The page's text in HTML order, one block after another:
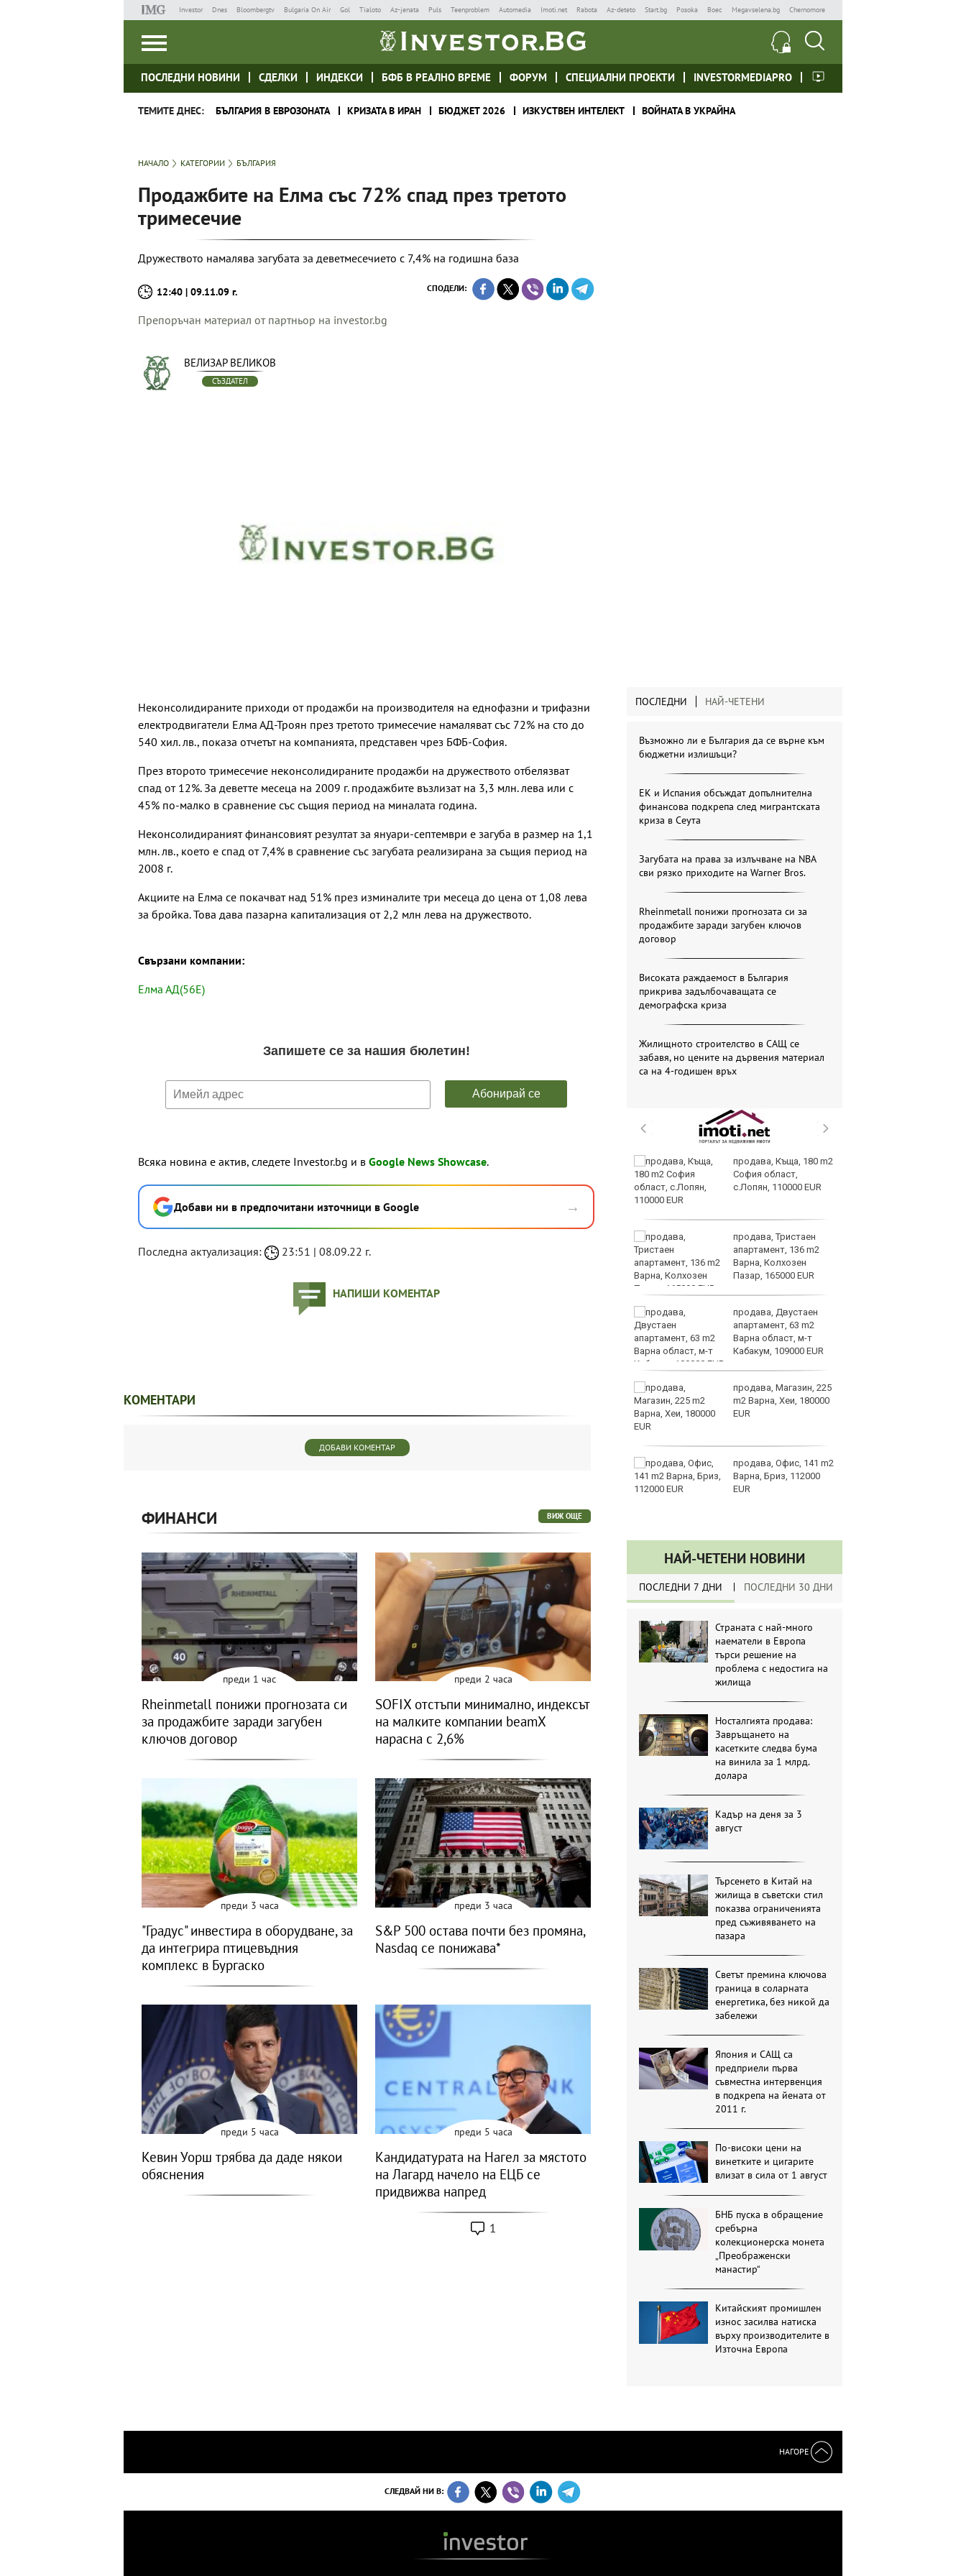
Investor Dnes Bloombergtv Bulgaria On Air Gol Tialoto Az-jenata Puls Teenproblem Automedia Imoti.net Rabota Az-deteto Start.bg Posoka Boec Megavselena.bg Chernomore
ПОСЛЕДНИ НОВИНИ СДЕЛКИ ИНДЕКСИ БФБ В РЕАЛНО ВРЕМЕ ФОРУМ СПЕЦИАЛНИ ПРОЕКТИ INVESTORMEDIAPRO
ТЕМИТЕ ДНЕС: БЪЛГАРИЯ В ЕВРОЗОНАТА КРИЗАТА В ИРАН БЮДЖЕТ 2026 ИЗКУСТВЕН ИНТЕЛЕКТ ВОЙНАТА В УКРАЙНА
НАЧАЛО КАТЕГОРИИ БЪЛГАРИЯ
Продажбите на Елма със 72% спад през третото
тримесечие
Дружеството намалява загубата за деветмесечието с 7,4% на годишна база
12:40 | 09.11.09 г. СПОДЕЛИ:
Препоръчан материал от партньор на investor.bg
ВЕЛИЗАР ВЕЛИКОВ
СЪЗДАТЕЛ
Неконсолидираните приходи от продажби на производителя на еднофазни и трифазни
електродвигатели Елма АД-Троян през третото тримесечие намаляват със 72% на сто до
540 хил. лв., показа отчетът на компанията, представен чрез БФБ-София.
През второто тримесечие неконсолидираните продажби на дружеството отбелязват
спад от 12%. За деветте месеца на 2009 г. продажбите възлизат на 3,3 млн. лева или с
45% по-малко в сравнение със същия период на миналата година.
Неконсолидираният финансовият резултат за януари-септември е загуба в размер на 1,1
млн. лв., което е спад от 7,4% в сравнение със загубата реализирана за същия период на
2008 г.
Акциите на Елма се покачват над 51% през изминалите три месеца до цена от 1,08 лева
за бройка. Това дава пазарна капитализация от 2,2 млн лева на дружеството.
Свързани компании:
Елма АД(56E)
Всяка новина е актив, следете Investor.bg и в Google News Showcase.
Добави ни в предпочитани източници в Google →
Последна актуализация: 23:51 | 08.09.22 г.
НАПИШИ КОМЕНТАР
ПОСЛЕДНИ НАЙ-ЧЕТЕНИ
Възможно ли е България да се върне към
бюджетни излишъци?
ЕК и Испания обсъждат допълнителна
финансова подкрепа след мигрантската
криза в Сеута
Загубата на права за излъчване на NBA
сви рязко приходите на Warner Bros.
Rheinmetall понижи прогнозата си за
продажбите заради загубен ключов
договор
Високата раждаемост в България
прикрива задълбочаващата се
демографска криза
Жилищното строителство в САЩ се
забавя, но цените на дървения материал
са на 4-годишен връх
Спартакиадата на ВМС
бридж фестивал
продава, Къща, 180 m2
София област,
с.Лопян, 110000 EUR
продава, Тристаен
апартамент, 136 m2
Варна, Колхозен
Пазар, 165000 EUR
продава, Двустаен
апартамент, 63 m2
Варна област, м-т
Кабакум, 109000 EUR
продава, Магазин, 225
m2 Варна, Хеи, 180000
EUR
продава, Офис, 141 m2
Варна, Бриз, 112000
EUR
НАЙ-ЧЕТЕНИ НОВИНИ
ПОСЛЕДНИ 7 ДНИ ПОСЛЕДНИ 30 ДНИ
Страната с най-много
наематели в Европа
търси решение на
проблема с недостига на
жилища
Носталгията продава:
Завръщането на
касетките следва бума
на винила за 1 млрд.
долара
Кадър на деня за 3
август
Търсенето в Китай на
жилища в съветски стил
показва ограниченията
пред съживяването на
пазара
Светът премина ключова
граница в соларната
енергетика, без никой да
забележи
Япония и САЩ са
предприели първа
съвместна интервенция
в подкрепа на йената от
2011 г.
По-високи цени на
винетките и цигарите
влизат в сила от 1 август
БНБ пуска в обращение
сребърна
колекционерска монета
„Преображенски
манастир“
Китайският промишлен
износ засилва натиска
върху производителите в
Източна Европа
КОМЕНТАРИ
ДОБАВИ КОМЕНТАР
ФИНАНСИ ВИЖ ОЩЕ
преди 1 час
Rheinmetall понижи прогнозата си
за продажбите заради загубен
ключов договор
преди 2 часа
SOFIX отстъпи минимално, индексът
на малките компании beamX
нарасна с 2,6%
преди 3 часа
"Градус" инвестира в оборудване, за
да интегрира птицевъдния
комплекс в Бургаско
преди 3 часа
S&P 500 остава почти без промяна,
Nasdaq се понижава*
преди 5 часа
Кевин Уорш трябва да даде някои
обяснения
преди 5 часа
Кандидатурата на Нагел за мястото
на Лагард начело на ЕЦБ се
придвижва напред
1
НАГОРЕ
СЛЕДВАЙ НИ В: